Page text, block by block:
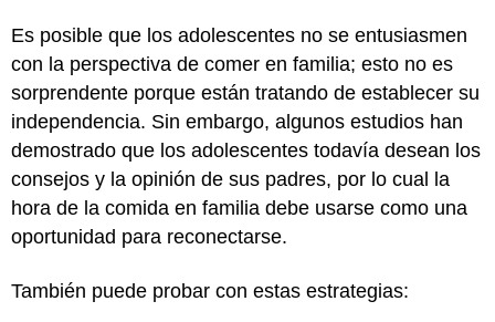
Es posible que los adolescentes no se entusiasmen
con la perspectiva de comer en familia; esto no es
sorprendente porque están tratando de establecer su
independencia. Sin embargo, algunos estudios han
demostrado que los adolescentes todavía desean los
consejos y la opinión de sus padres, por lo cual la
hora de la comida en familia debe usarse como una
oportunidad para reconectarse.
También puede probar con estas estrategias: